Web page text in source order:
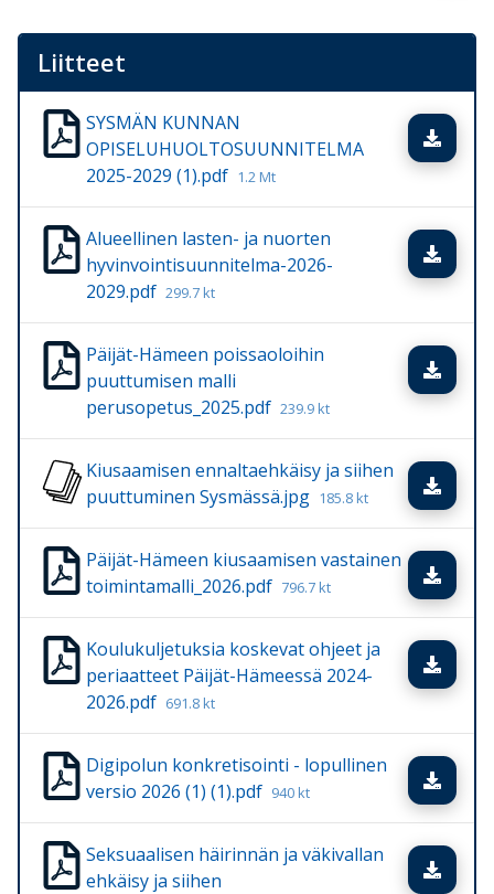
Liitteet
SYSMÄN KUNNAN
OPISELUHUOLTOSUUNNITELMA
2025-2029 (1).pdf 1.2 Mt
Alueellinen lasten- ja nuorten
hyvinvointisuunnitelma-2026-
2029.pdf 299.7 kt
Päijät-Hämeen poissaoloihin
puuttumisen malli
perusopetus_2025.pdf 239.9 kt
Kiusaamisen ennaltaehkäisy ja siihen
puuttuminen Sysmässä.jpg 185.8 kt
Päijät-Hämeen kiusaamisen vastainen
toimintamalli_2026.pdf 796.7 kt
Koulukuljetuksia koskevat ohjeet ja
periaatteet Päijät-Hämeessä 2024-
2026.pdf 691.8 kt
Digipolun konkretisointi - lopullinen
versio 2026 (1) (1).pdf 940 kt
Seksuaalisen häirinnän ja väkivallan
ehkäisy ja siihen